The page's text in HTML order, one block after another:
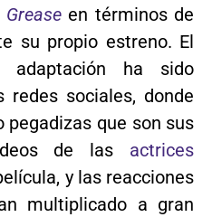
Grease en términos de
su propio estreno. El
adaptación ha sido
redes sociales, donde
pegadizas que son sus
de las actrices
y las reacciones
multiplicado a gran